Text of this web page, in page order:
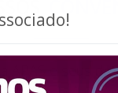
APAS e seus